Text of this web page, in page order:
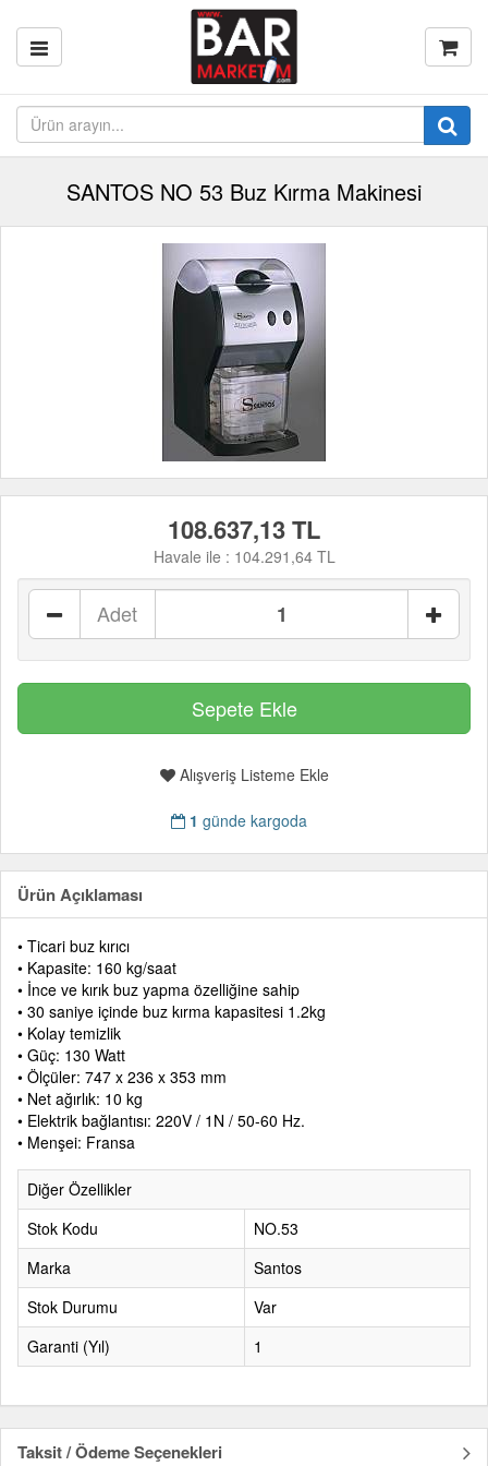
SANTOS NO 53 Buz Kırma Makinesi
108.637,13 TL
Havale ile : 104.291,64 TL
Adet
Alışveriş Listeme Ekle
1 günde kargoda
Ürün Açıklaması
• Ticari buz kırıcı
• Kapasite: 160 kg/saat
• İnce ve kırık buz yapma özelliğine sahip
• 30 saniye içinde buz kırma kapasitesi 1.2kg
• Kolay temizlik
• Güç: 130 Watt
• Ölçüler: 747 x 236 x 353 mm
• Net ağırlık: 10 kg
• Elektrik bağlantısı: 220V / 1N / 50-60 Hz.
• Menşei: Fransa
Diğer Özellikler
Stok Kodu
NO.53
Marka
Santos
Stok Durumu
Var
Garanti (Yıl)
1
Taksit / Ödeme Seçenekleri